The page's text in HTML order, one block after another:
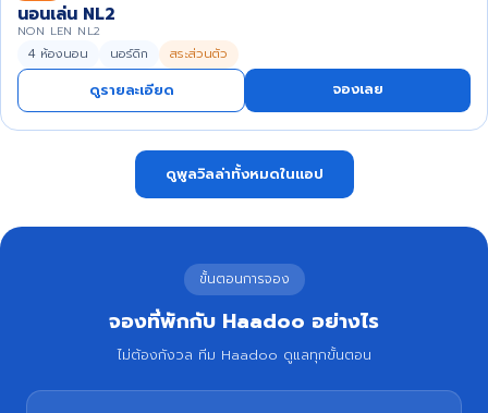
นอนเล่น NL2
NON LEN NL2
4 ห้องนอน นอร์ดิก สระส่วนตัว
ดูรายละเอียด จองเลย
ดูพูลวิลล่าทั้งหมดในแอป
ขั้นตอนการจอง
จองที่พักกับ Haadoo อย่างไร
ไม่ต้องกังวล ทีม Haadoo ดูแลทุกขั้นตอน